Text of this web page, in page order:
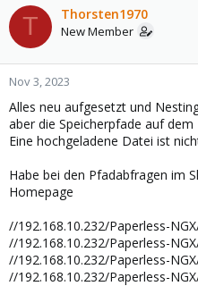
T Thorsten1970
New Member
Nov 3, 2023
Alles neu aufgesetzt und
aber die Speicherpfade auf
Eine hochgeladene Datei ist
Habe bei den Pfadabfragen im
Homepage
//192.168.10.232/Paperless-
//192.168.10.232/Paperless-
//192.168.10.232/Paperless-
//192.168.10.232/Paperless-